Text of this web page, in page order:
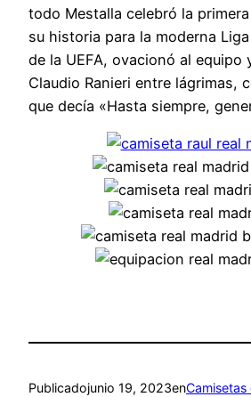
todo Mestalla celebró la
su historia para la moderna
de la UEFA, ovacionó al equipo
Claudio Ranieri entre lágrimas,
que decía «Hasta siempre,
Publicadojunio 19, 2023en